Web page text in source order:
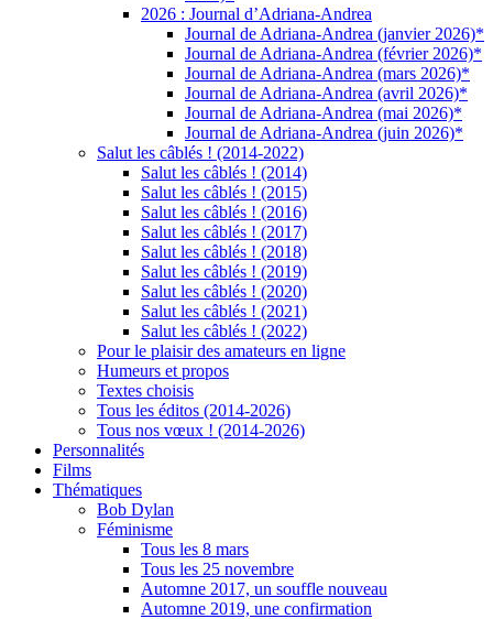
2026 : Journal d’Adriana-Andrea
Journal de Adriana-Andrea (janvier 2026)*
Journal de Adriana-Andrea (février 2026)*
Journal de Adriana-Andrea (mars 2026)*
Journal de Adriana-Andrea (avril 2026)*
Journal de Adriana-Andrea (mai 2026)*
Journal de Adriana-Andrea (juin 2026)*
Salut les câblés ! (2014-2022)
Salut les câblés ! (2014)
Salut les câblés ! (2015)
Salut les câblés ! (2016)
Salut les câblés ! (2017)
Salut les câblés ! (2018)
Salut les câblés ! (2019)
Salut les câblés ! (2020)
Salut les câblés ! (2021)
Salut les câblés ! (2022)
Pour le plaisir des amateurs en ligne
Humeurs et propos
Textes choisis
Tous les éditos (2014-2026)
Tous nos vœux ! (2014-2026)
Personnalités
Films
Thématiques
Bob Dylan
Féminisme
Tous les 8 mars
Tous les 25 novembre
Automne 2017, un souffle nouveau
Automne 2019, une confirmation